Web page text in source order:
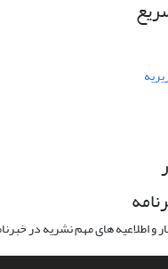
و اطلاعیه های مهم نشریه در